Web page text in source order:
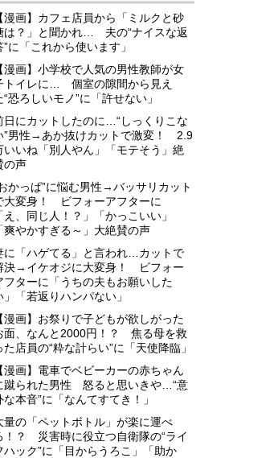
【漫画】カフェ店員から「ミルクと砂
は？」と聞かれ… 夫の“ナイスな返
”に「これから使います」
【漫画】小学校で人気の男性教師が女
トイレに… 個室の隙間から見え
“恐ろしいモノ”に「許せない」
日にカットしたのに…“しっくりこな
”男性→あか抜けカットで激変！ 2.9
いいね「別人やん」「モテそう」絶
の声
かっぱ”に悩む男性→バッサリカット
大変身！ ビフォーアフターに
「え、同じ人！？」「かっこいい」
「爽やかすぎる～」大絶賛の声
に「ハゲてる」と言われ…カットで
決→イケオジに大変身！ ビフォー
フターに「うちの夫もお願いした
」「若返りハンパない」
【漫画】お祭りで子どもが欲しがった
面、なんと2000円！？ 焦る母を救
た店員の“粋な計らい”に「天使降臨」
【漫画】電車でベビーカーの赤ちゃん
蹴られた男性 怒ると思いきや…“意
な本音”に「なんてすてき！」
量の「ペットボトル」が楽に運べ
！？ 災害時に役立つ自衛隊の“ライ
ハック”に「目からうろこ」「助か